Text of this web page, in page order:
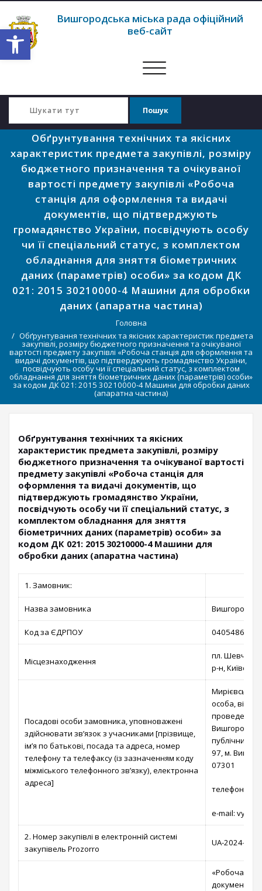
Відкрити Панель інструментів
Вишгородська міська рада офіційний
веб-сайт
Перемкнути
Обґрунтування технічних та якісних
характеристик предмета закупівлі, розміру
бюджетного призначення та очікуваної
вартості предмету закупівлі «Робоча
станція для оформлення та видачі
документів, що підтверджують
громадянство України, посвідчують особу
чи її спеціальний статус, з комплектом
обладнання для зняття біометричних
даних (параметрів) особи» за кодом ДК
021: 2015 30210000-4 Машини для обробки
даних (апаратна частина)
Головна
Обґрунтування технічних та якісних характеристик предмета
закупівлі, розміру бюджетного призначення та очікуваної
вартості предмету закупівлі «Робоча станція для оформлення та
видачі документів, що підтверджують громадянство України,
посвідчують особу чи її спеціальний статус, з комплектом
обладнання для зняття біометричних даних (параметрів) особи»
за кодом ДК 021: 2015 30210000-4 Машини для обробки даних
(апаратна частина)
Обґрунтування технічних та якісних
характеристик предмета закупівлі, розміру
бюджетного призначення та очікуваної вартості
предмету закупівлі «Робоча станція для
оформлення та видачі документів, що
підтверджують громадянство України,
посвідчують особу чи її спеціальний статус, з
комплектом обладнання для зняття
біометричних даних (параметрів) особи» за
кодом ДК 021: 2015 30210000-4 Машини для
обробки даних (апаратна частина)
1. Замовник:
Назва замовника
Код за ЄДРПОУ 04054866
Місцезнаходження
пл.
р-н,
Посадові особи замовника, уповноважені
здійснювати зв’язок з учасниками [прізвище,
ім’я по батькові, посада та адреса, номер
телефону та телефаксу (із зазначенням коду
міжміського телефонного зв’язку), електронна
адреса]
Мирієвська
особа,
проведення
публічних
97, м.
07301
телефон:
e-mail:
2. Номер закупівлі в електронній системі
закупівель Prozorro
UA-2024-10-
«Робоча
документів,